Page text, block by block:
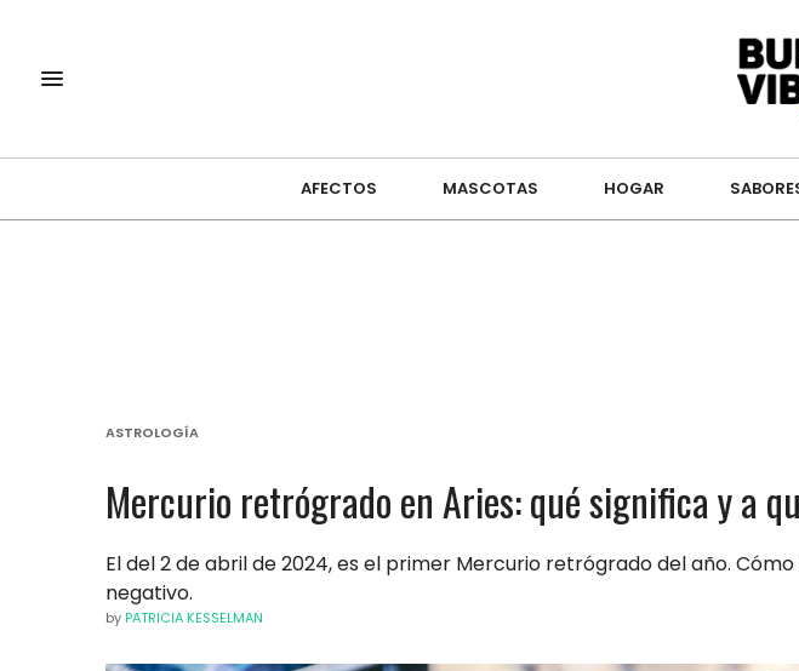
AFECTOS MASCOTAS HOGAR
ASTROLOGÍA
Mercurio retrógrado en Aries: qué significa y a
El del 2 de abril de 2024, es el primer Mercurio retrógrado del año.
negativo.
by PATRICIA KESSELMAN